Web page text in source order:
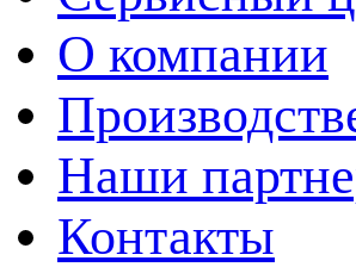
О компании
Наши
Контакты